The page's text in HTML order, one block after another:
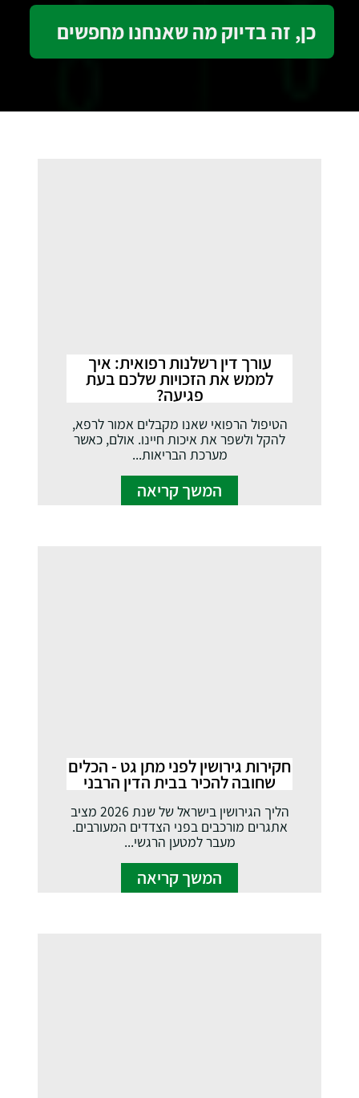
עורך דין רשלנות רפואית: איך
לממש את הזכויות שלכם בעת
פגיעה?
הטיפול הרפואי שאנו מקבלים אמור לרפא,
להקל ולשפר את איכות חיינו. אולם, כאשר
מערכת הבריאות...
המשך קריאה
חקירות גירושין לפני מתן גט - הכלים
שחובה להכיר בבית הדין הרבני
הליך הגירושין בישראל של שנת 2026 מציב
אתגרים מורכבים בפני הצדדים המעורבים.
מעבר למטען הרגשי...
המשך קריאה